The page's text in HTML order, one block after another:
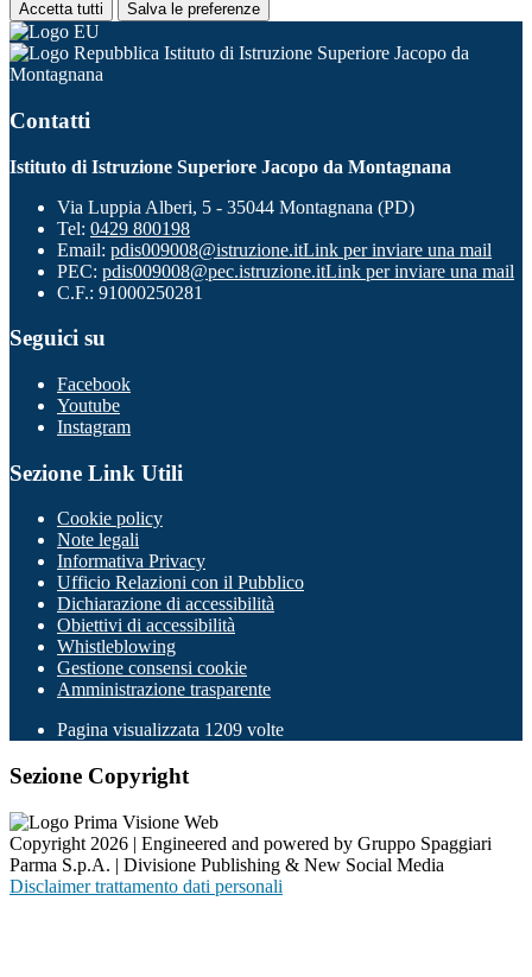
Accetta tutti Salva le preferenze
Istituto di Istruzione Superiore Jacopo da
Montagnana
Contatti
Istituto di Istruzione Superiore Jacopo da Montagnana
Via Luppia Alberi, 5 - 35044 Montagnana (PD)
Tel: 0429 800198
Email: pdis009008@istruzione.itLink per inviare una mail
PEC: pdis009008@pec.istruzione.itLink per inviare una mail
C.F.: 91000250281
Seguici su
Facebook
Youtube
Instagram
Sezione Link Utili
Cookie policy
Note legali
Informativa Privacy
Ufficio Relazioni con il Pubblico
Dichiarazione di accessibilità
Obiettivi di accessibilità
Whistleblowing
Gestione consensi cookie
Amministrazione trasparente
Pagina visualizzata 1209 volte
Sezione Copyright
Copyright 2026 | Engineered and powered by Gruppo Spaggiari
Parma S.p.A. | Divisione Publishing & New Social Media
Disclaimer trattamento dati personali